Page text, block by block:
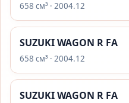
658 см³ · 2004.12
SUZUKI WAGON R FA
658 см³ · 2004.12
SUZUKI WAGON R FA